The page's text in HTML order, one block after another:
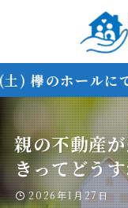
ルにて。相続
親の不動産
きってどう
2026年1月27日